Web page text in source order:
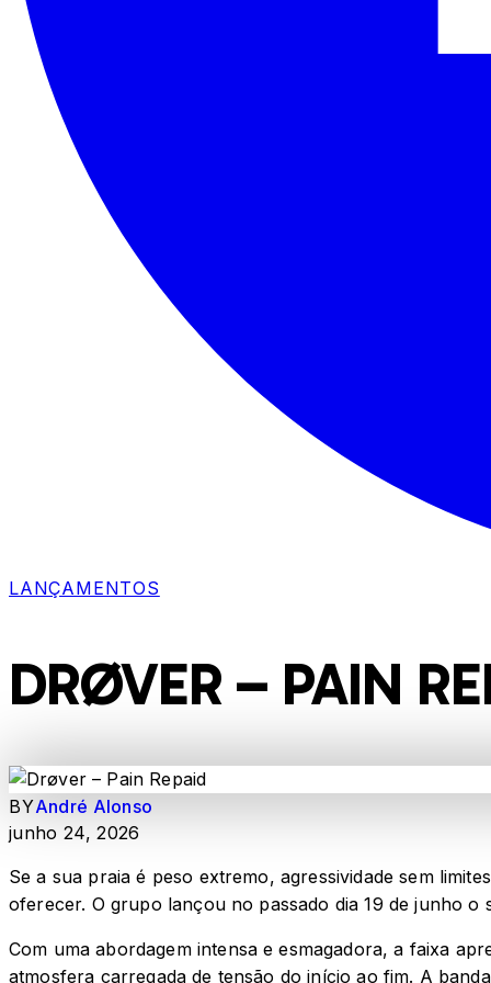
LANÇAMENTOS
DRØVER – PAIN
BYAndré Alonso
junho 24, 2026
Se a sua praia é peso extremo, agressividade sem
oferecer. O grupo lançou no passado dia 19 de junho o
Com uma abordagem intensa e esmagadora, a faixa
atmosfera carregada de tensão do início ao fim. A